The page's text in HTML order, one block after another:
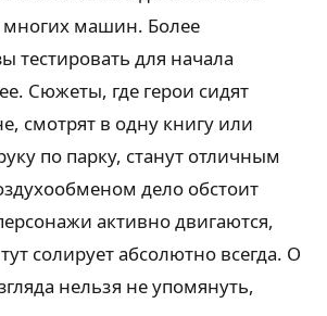
многих машин. Более
тестировать для начала
Сюжеты, где герои сидят
смотрят в одну книгу или
по парку, станут отличным
дело обстоит
активно двигаются,
солирует абсолютно всегда. О
нельзя не упомянуть,